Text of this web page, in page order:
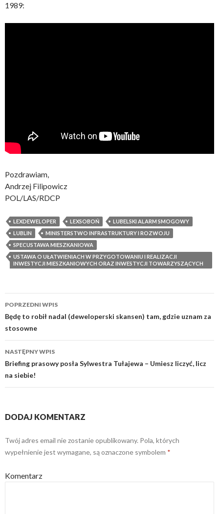
1989:
Pozdrawiam,
Andrzej Filipowicz
POL/LAS/RDCP
LEXDEWELOPER LEXSOBOŃ
LUBELSKI ALARM SMOGOWY
LUBLIN
MINISTERSTWO INFRASTRUKTURY I ROZWOJU
SPECUSTAWA MIESZKANIOWA
USTAWA O UŁATWIENIACH W PRZYGOTOWANIU I REALIZACJI
INWESTYCJI MIESZKANIOWYCH ORAZ INWESTYCJI TOWARZYSZĄCYCH
Zobacz
wpisy
POPRZEDNI WPIS
Będę to robił nadal (deweloperski skansen) tam, gdzie uznam za
stosowne
NASTĘPNY WPIS
Briefing prasowy posła Sylwestra Tułajewa – Umiesz liczyć, licz
na siebie!
DODAJ KOMENTARZ
Twój adres email nie zostanie opublikowany. Pola, których
wypełnienie jest wymagane, są oznaczone symbolem *
Komentarz